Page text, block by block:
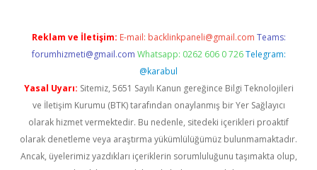
Reklam ve İletişim: E-mail: backlinkpaneli@gmail.com Teams:
forumhizmeti@gmail.com Whatsapp: 0262 606 0 726 Telegram:
@karabul
Yasal Uyarı: Sitemiz, 5651 Sayılı Kanun gereğince Bilgi Teknolojileri
ve İletişim Kurumu (BTK) tarafından onaylanmış bir Yer Sağlayıcı
olarak hizmet vermektedir. Bu nedenle, sitedeki içerikleri proaktif
olarak denetleme veya araştırma yükümlülüğümüz bulunmamaktadır.
Ancak, üyelerimiz yazdıkları içeriklerin sorumluluğunu taşımakta olup,